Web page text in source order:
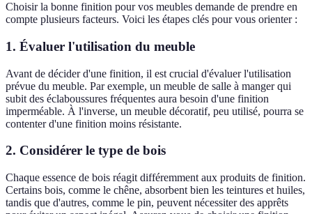
Choisir la bonne finition pour vos meubles demande de prendre en
compte plusieurs facteurs. Voici les étapes clés pour vous orienter :
1. Évaluer l'utilisation du meuble
Avant de décider d'une finition, il est crucial d'évaluer l'utilisation
prévue du meuble. Par exemple, un meuble de salle à manger qui
subit des éclaboussures fréquentes aura besoin d'une finition
imperméable. À l'inverse, un meuble décoratif, peu utilisé, pourra se
contenter d'une finition moins résistante.
2. Considérer le type de bois
Chaque essence de bois réagit différemment aux produits de finition.
Certains bois, comme le chêne, absorbent bien les teintures et huiles,
tandis que d'autres, comme le pin, peuvent nécessiter des apprêts